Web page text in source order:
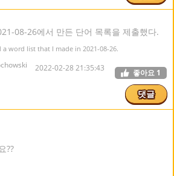
08-26에서 만든 단어 목록을 제출했다.
a word list that I made in 2021-08-26.
2022-02-28 21:35:43 좋아요 1
댓글
??